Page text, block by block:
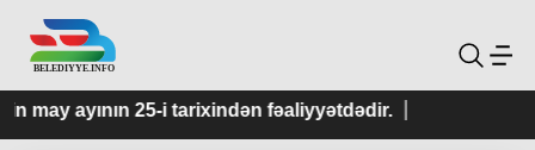
tarixindən fəaliyyətdədir.